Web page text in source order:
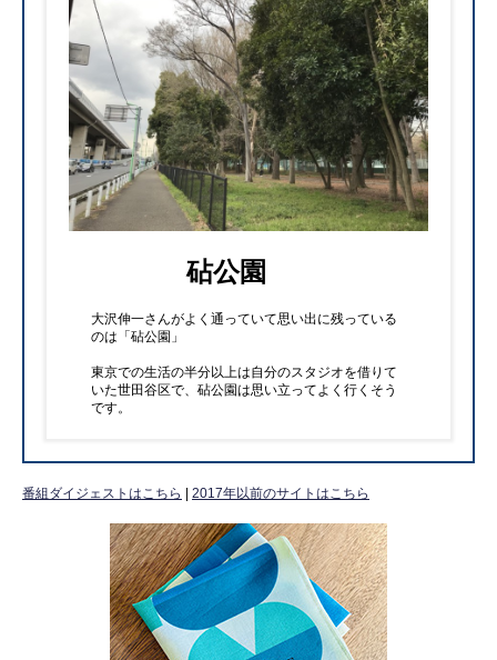
砧公園
大沢伸一さんがよく通っていて思い出に残っている
のは「砧公園」
東京での生活の半分以上は自分のスタジオを借りて
いた世田谷区で、砧公園は思い立ってよく行くそう
です。
番組ダイジェストはこちら 2017年以前のサイトはこちら